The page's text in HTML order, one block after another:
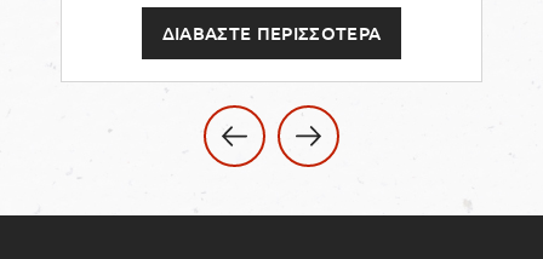
ΔΙΑΒΑΣΤΕ ΠΕΡΙΣΣΟΤΕΡΑ